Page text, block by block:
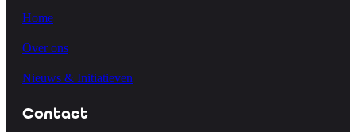
Home
Over ons
Nieuws & Initiatieven
Contact